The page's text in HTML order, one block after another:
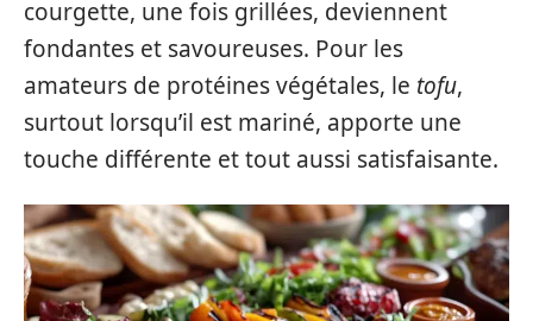
courgette, une fois grillées, deviennent
fondantes et savoureuses. Pour les
amateurs de protéines végétales, le tofu,
surtout lorsqu’il est mariné, apporte une
touche différente et tout aussi satisfaisante.